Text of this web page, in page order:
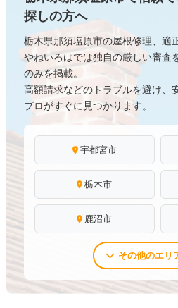
探しの方へ
栃木県那須塩原市の屋根修理、適
やねいろはでは独自の厳しい審査
のみを掲載。
高額請求などのトラブルを避け、
プロがすぐに見つかります。
宇都宮市
栃木市
鹿沼市
その他のエリ